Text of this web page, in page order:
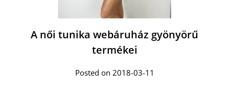
A női tunika webáruház gyönyörű
termékei
Posted on 2018-03-11